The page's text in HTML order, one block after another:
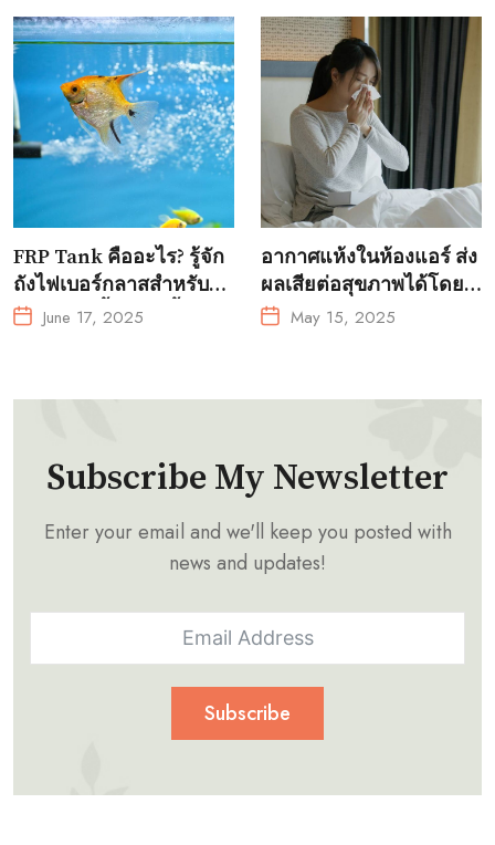
FRP Tank คืออะไร? รู้จัก
ถังไฟเบอร์กลาสสำหรับ
การเพาะเลี้ยงสัตว์น้ำ?
June 17, 2025
อากาศแห้งในห้องแอร์ ส่ง
ผลเสียต่อสุขภาพได้โดย
ไม่รู้ตัว!May 15, 2025
Subscribe My Newsletter
Enter your email and we'll keep you posted with
news and updates!
Subscribe